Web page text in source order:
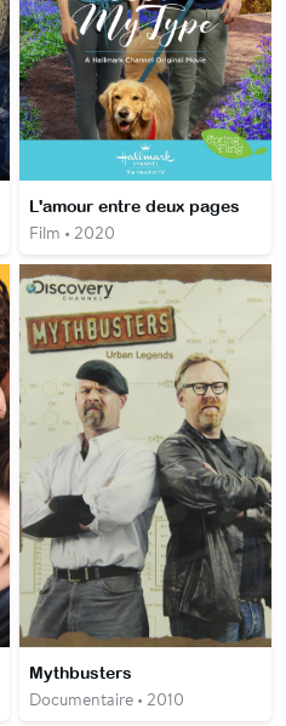
L'amour entre deux pages
Film • 2020
Mythbusters
Documentaire • 2010